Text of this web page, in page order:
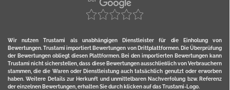
Wir nutzen Trustami als unabhängigen Dienstleister für die Einholung von
Bewertungen. Trustami importiert Bewertungen von Drittplattformen. Die Überprüfung
der Bewertungen obliegt diesen Plattformen. Bei den importierten Bewertungen kann
Trustami nicht sicherstellen, dass diese Bewertungen ausschließlich von Verbrauchern
stammen, die die Waren oder Dienstleistung auch tatsächlich genutzt oder erworben
haben. Weitere Details zur Herkunft und unmittelbaren Nachverfolung bzw. Referenz
der einzelnen Bewertungen, erhalten Sie durch klicken auf das Trustami-Logo.